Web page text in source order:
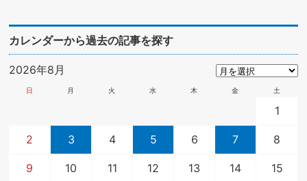
カレンダーから過去の記事を探す
2026年8月
日 月 火 水 木 金 土
1
2 3 4 5 6 7 8
9 10 11 12 13 14 15